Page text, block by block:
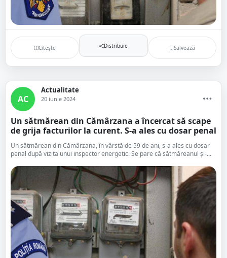
Citește Distribuie Salvează
AC
Actualitate
20 iunie 2024
Un sătmărean din Cămârzana a încercat să scape
de grija facturilor la curent. S-a ales cu dosar penal
Un sătmărean din Cămârzana, în vârstă de 59 de ani, s-a ales cu dosar
penal după vizita unui inspector energetic. Se pare că sătmăreanul și-...